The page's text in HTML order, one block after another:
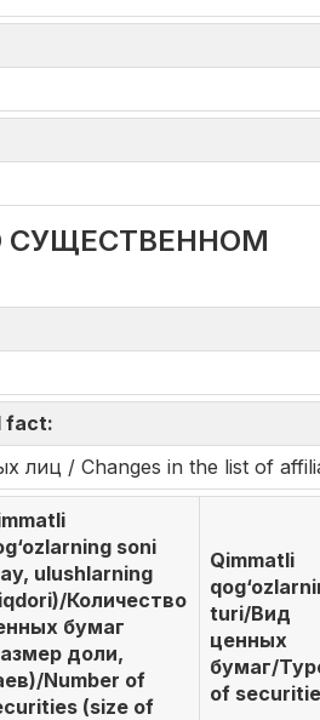
О СУЩЕСТВЕННОМ
fact:
лиц / Changes in the list of
soni
ulushlarning
Количество
бумаг
доли,
Number of
(size of
Qimmatli
turi/Вид
ценных
бумаг/
of